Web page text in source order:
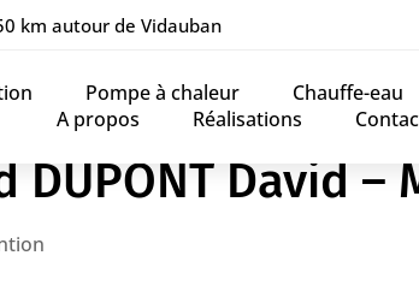
km autour de Vidauban
Pompe à chaleur Chauffe-eau
A propos
Réalisations
DUPONT David –